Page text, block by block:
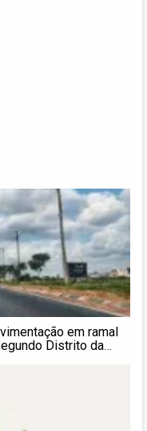
em ramal
Distrito da